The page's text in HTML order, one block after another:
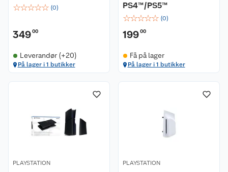
☆☆☆☆☆ (0)
34900
Leverandør (+20)
På lager i 1 butikker
PS4™/PS5™
☆☆☆☆☆ (0)
19900
Få på lager
På lager i 1 butikker
PLAYSTATION PLAYSTATION